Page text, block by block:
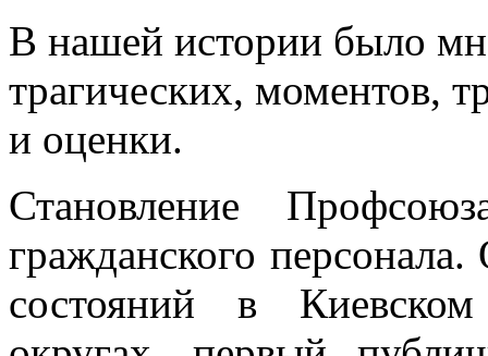
В нашей истории было
трагических, моментов,
и оценки.
Становление
гражданского
состояний в